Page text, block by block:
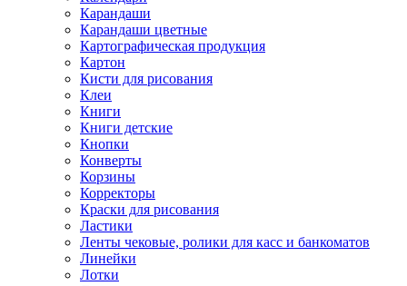
Карандаши
Карандаши цветные
Картографическая продукция
Картон
Кисти для рисования
Клеи
Книги
Книги детские
Кнопки
Конверты
Корзины
Корректоры
Краски для рисования
Ластики
Ленты чековые, ролики для касс и банкоматов
Линейки
Лотки